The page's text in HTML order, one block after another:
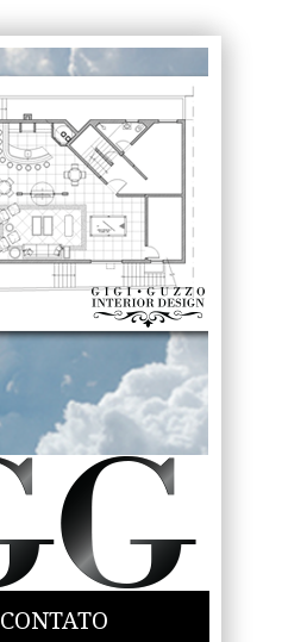
CONTATO